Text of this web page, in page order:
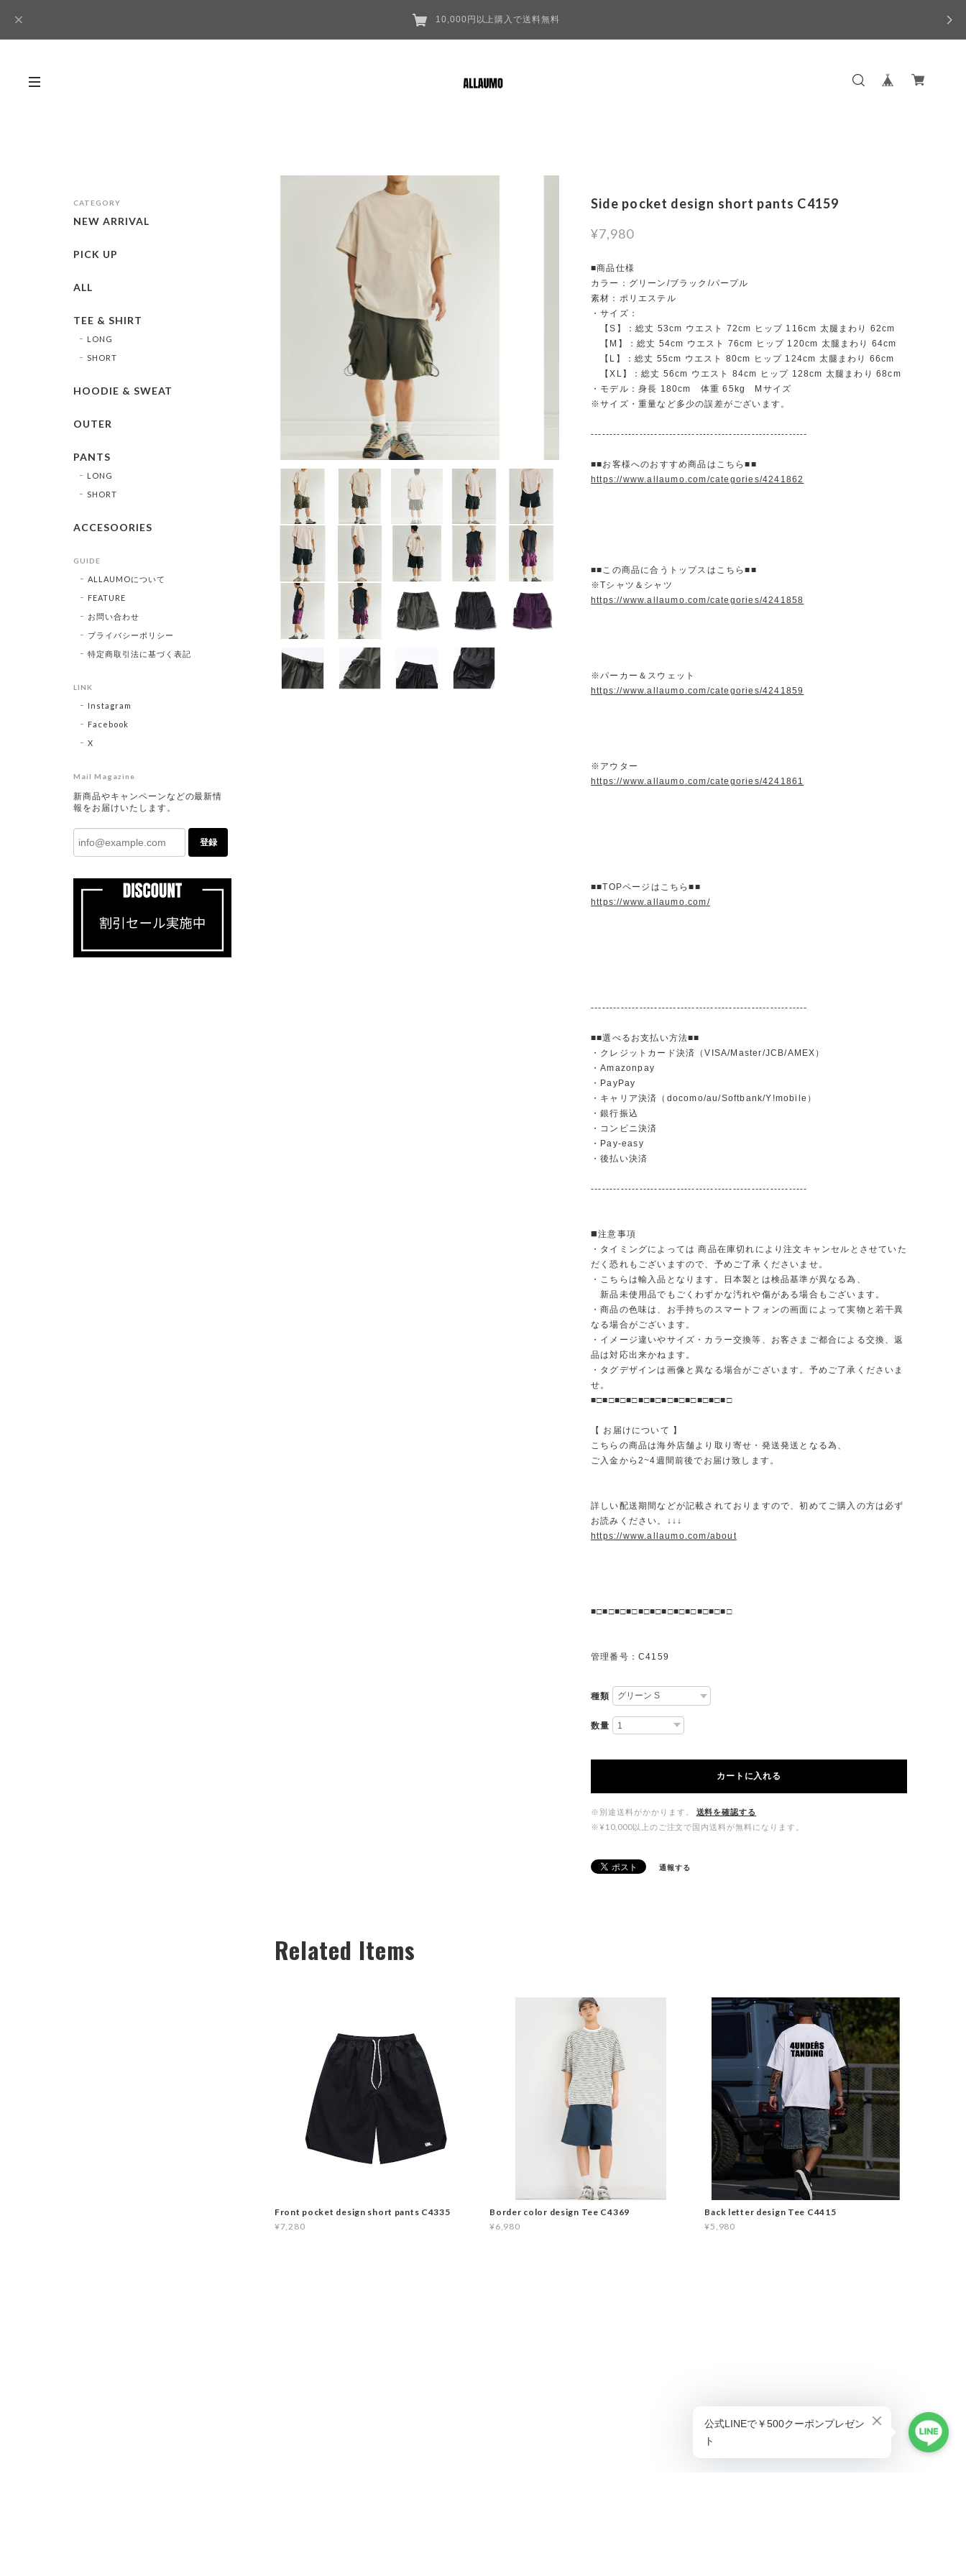
10,000円以上購入で送料無料
Side pocket design short pants C4159
¥7,980
■商品仕様
カラー：グリーン/ブラック/パープル
素材：ポリエステル
・サイズ：
【S】：総丈 53cm ウエスト 72cm ヒップ 116cm 太腿まわり 62cm
【M】：総丈 54cm ウエスト 76cm ヒップ 120cm 太腿まわり 64cm
【L】：総丈 55cm ウエスト 80cm ヒップ 124cm 太腿まわり 66cm
【XL】：総丈 56cm ウエスト 84cm ヒップ 128cm 太腿まわり 68cm
・モデル：身長 180cm 体重 65kg Mサイズ
※サイズ・重量など多少の誤差がございます。
----------------------------------------------------------
■■お客様へのおすすめ商品はこちら■■
https://www.allaumo.com/categories/4241862
■■この商品に合うトップスはこちら■■
※Tシャツ＆シャツ
https://www.allaumo.com/categories/4241858
※パーカー＆スウェット
https://www.allaumo.com/categories/4241859
※アウター
https://www.allaumo.com/categories/4241861
■■TOPページはこちら■■
https://www.allaumo.com/
----------------------------------------------------------
■■選べるお支払い方法■■
・クレジットカード決済（VISA/Master/JCB/AMEX）
・Amazonpay
・PayPay
・キャリア決済（docomo/au/Softbank/Y!mobile）
・銀行振込
・コンビニ決済
・Pay-easy
・後払い決済
----------------------------------------------------------
◼️注意事項
・タイミングによっては 商品在庫切れにより注文キャンセルとさせていた
だく恐れもございますので、予めご了承くださいませ。
・こちらは輸入品となります。日本製とは検品基準が異なる為、
新品未使用品でもごくわずかな汚れや傷がある場合もございます。
・商品の色味は、お手持ちのスマートフォンの画面によって実物と若干異
なる場合がございます。
・イメージ違いやサイズ・カラー交換等、お客さまご都合による交換、返
品は対応出来かねます。
・タグデザインは画像と異なる場合がございます。予めご了承くださいま
せ。
■□■□■□■□■□■□■□■□■□■□■□■□
【 お届けについて 】
こちらの商品は海外店舗より取り寄せ・発送発送となる為、
ご入金から2~4週間前後でお届け致します。
詳しい配送期間などが記載されておりますので、初めてご購入の方は必ず
お読みください。↓↓↓
https://www.allaumo.com/about
■□■□■□■□■□■□■□■□■□■□■□■□
管理番号：C4159
種類
数量
カートに入れる
※別途送料がかかります。
送料を確認する
※¥10,000以上のご注文で国内送料が無料になります。
通報する
Related Items
Front pocket design short pants C4335
¥7,280
Border color design Tee C4369
¥6,980
Back letter design Tee C4415
¥5,980
CATEGORY
NEW ARRIVAL
PICK UP
ALL
TEE & SHIRT
LONG
SHORT
HOODIE & SWEAT
OUTER
PANTS
LONG
SHORT
ACCESOORIES
GUIDE
ALLAUMOについて
FEATURE
お問い合わせ
プライバシーポリシー
特定商取引法に基づく表記
LINK
Instagram
Facebook
X
Mail Magazine
新商品やキャンペーンなどの最新情
報をお届けいたします。
登録